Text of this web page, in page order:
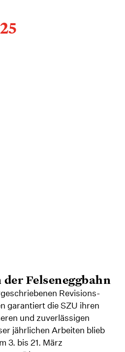
Felseneggbahn
Revisions-
garantiert die SZU ihren
und zuverlässigen
jährlichen Arbeiten blieb
3. bis 21. März